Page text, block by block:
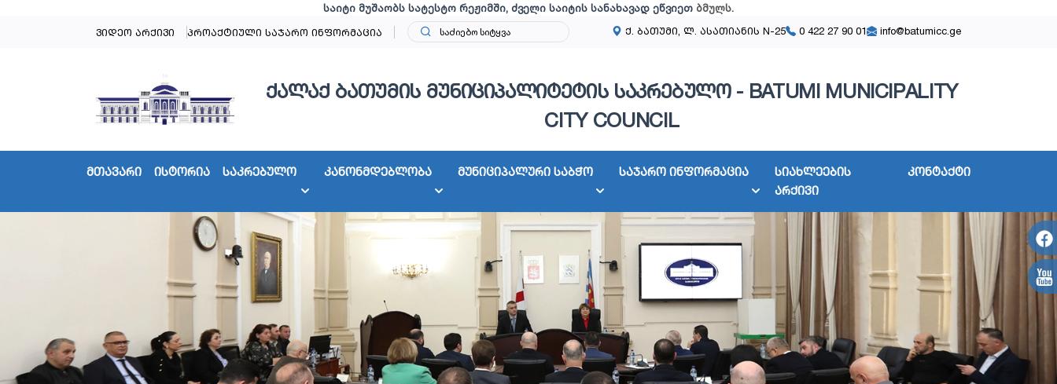
საიტი მუშაობს სატესტო რეჟიმში, ძველი საიტის სანახავად ეწვიეთ ბმულს.
ვიდეო არქივი
პროაქტიული საჯარო ინფორმაცია ქ. ბათუმი, ლ. ასათიანის N-25 0 422 27 90 01 info@batumicc.ge
ქალაქ ბათუმის მუნიციპალიტეტის საკრებულო - BATUMI MUNICIPALITY
CITY COUNCIL
მთავარი ისტორია საკრებულო კანონმდებლობა მუნიციპალური საბჭო საჯარო ინფორმაცია
სიახლეების
არქივი
კონტაქტი